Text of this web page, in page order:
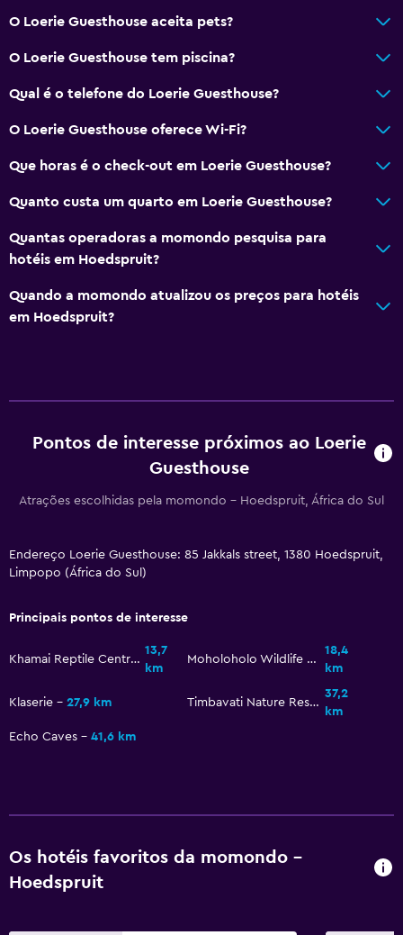
Ao ar livre
Churrasqueira
Varanda
Área para refeições ao ar livre
Lareira externa
Vaso sanitário
Banheiro privativo
Janela
Sofá
Piso de azulejo/mármore
Vagas na rua
Transfer aeroporto (cobrado à parte)
O Loerie Guesthouse aceita pets?
O Loerie Guesthouse tem piscina?
Qual é o telefone do Loerie Guesthouse?
O Loerie Guesthouse oferece Wi-Fi?
Que horas é o check-out em Loerie Guesthouse?
Quanto custa um quarto em Loerie Guesthouse?
Quantas operadoras a momondo pesquisa para
hotéis em Hoedspruit?
Quando a momondo atualizou os preços para hotéis
em Hoedspruit?
Pontos de interesse próximos ao Loerie
Guesthouse
Atrações escolhidas pela momondo - Hoedspruit, África do Sul
Endereço Loerie Guesthouse: 85 Jakkals street, 1380 Hoedspruit,
Limpopo (África do Sul)
Principais pontos de interesse
Khamai Reptile Centre
13,7
km
Moholoholo Wildlife Rehabilitation Centre
18,4
km
Klaserie 27,9 km Timbavati Nature Reserve
37,2
km
Echo Caves
41,6 km
Os hotéis favoritos da momondo -
Hoedspruit